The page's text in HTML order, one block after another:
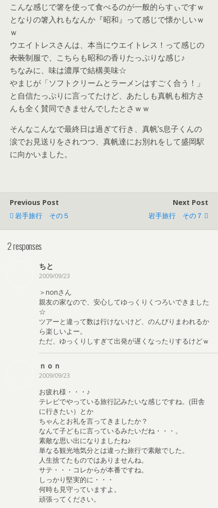
こんな感じで箸を使って食べるのが一般的らすぃですｗ
となりの箸入れもなんか『昭和』って感じで懐かしいｗ
ｗ
ウエイトレスさんは、本当にウエイトレス！って感じの
衣装制服で、こちらも昭和の香りたっぷりな感じ♪
ちなみに、味は濃厚で結構美味☆
やまじが「ソフトクリームとラーメンはすごく合う！」
と自信たっぷりに言ってたけど、あたしも真帆も相方さ
んも全く賛同できませんでしたとさｗｗ
そんなこんなで最終日は過ぎて行き、真帆’s息子くんの
涙でお見送りをされつつ、真帆達にお別れをして盛岡駅
に向かいました。
Previous Post
岩手旅行 その５
Next Post
岩手旅行 その７
2 responses
ちと
2009/09/23
＞nonさん
親友の家なので、安心してゆっくりくつろいできました
☆
ツアーと違って数は行けないけど、のんびりまわれるか
ら楽しいよー。
ただ、ゆっくりしすぎて出発が遅くなったりするけどｗ
ｎｏｎ
2009/09/23
お疲れ様・・・♪
テレビでやっている旅行記みたいな感じですね。(田舎
に行きたい）とか
ちゃんとお礼を言ってきましたか？
なんて子どもに言っているみたいだね・・・。
素敵な思い出になりましたね♪
単なる観光地気分とは違った旅行で素敵でした。
人生捨てたものではありませんね。
サテ・・・コレからが本番ですね。
しっかり堅実的に・・・
何時も見守っていますよ。
頑張ってください。